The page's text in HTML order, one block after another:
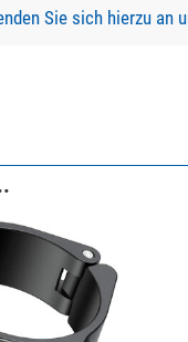
Sie sich hierzu an